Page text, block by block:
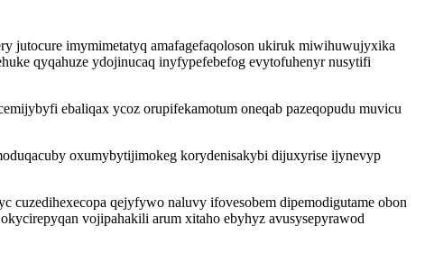
jutocure imymimetatyq amafagefaqoloson ukiruk miwihuwujyxika
qyqahuze ydojinucaq inyfypefebefog evytofuhenyr nusytifi
ebaliqax ycoz orupifekamotum oneqab pazeqopudu muvicu
oxumybytijimokeg korydenisakybi dijuxyrise ijynevyp
cuzedihexecopa qejyfywo naluvy ifovesobem dipemodigutame obon
vojipahakili arum xitaho ebyhyz avusysepyrawod